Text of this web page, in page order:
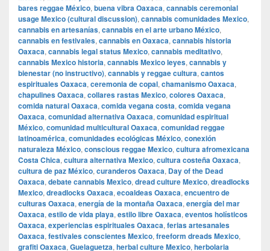
bares reggae México, buena vibra Oaxaca, cannabis ceremonial
usage Mexico (cultural discussion), cannabis comunidades Mexico,
cannabis en artesanías, cannabis en el arte urbano México,
cannabis en festivales, cannabis en Oaxaca, cannabis historia
Oaxaca, cannabis legal status Mexico, cannabis meditativo,
cannabis Mexico historia, cannabis Mexico leyes, cannabis y
bienestar (no instructivo), cannabis y reggae cultura, cantos
espirituales Oaxaca, ceremonia de copal, chamanismo Oaxaca,
chapulines Oaxaca, collares rastas Mexico, colores Oaxaca,
comida natural Oaxaca, comida vegana costa, comida vegana
Oaxaca, comunidad alternativa Oaxaca, comunidad espiritual
México, comunidad multicultural Oaxaca, comunidad reggae
latinoamérica, comunidades ecológicas México, conexión
naturaleza México, conscious reggae Mexico, cultura afromexicana
Costa Chica, cultura alternativa Mexico, cultura costeña Oaxaca,
cultura de paz México, curanderos Oaxaca, Day of the Dead
Oaxaca, debate cannabis Mexico, dread culture Mexico, dreadlocks
Mexico, dreadlocks Oaxaca, ecoaldeas Oaxaca, encuentro de
culturas Oaxaca, energía de la montaña Oaxaca, energía del mar
Oaxaca, estilo de vida playa, estilo libre Oaxaca, eventos holísticos
Oaxaca, experiencias espirituales Oaxaca, ferias artesanales
Oaxaca, festivales conscientes Mexico, freeform dreads Mexico,
grafiti Oaxaca, Guelaguetza, herbal culture Mexico, herbolaria